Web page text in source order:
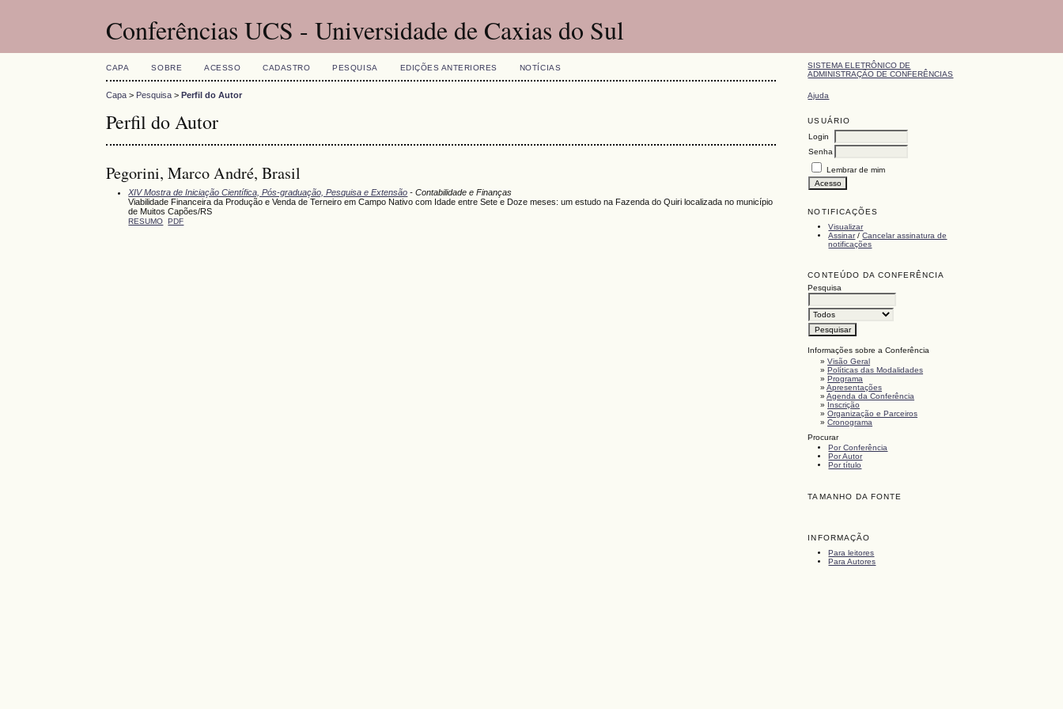
Conferências UCS - Universidade de Caxias do Sul
SISTEMA ELETRÔNICO DE
ADMINISTRAÇÃO DE CONFERÊNCIAS
Ajuda
USUÁRIO
Login
Senha
Lembrar de mim
NOTIFICAÇÕES
Visualizar
Assinar/Cancelar assinatura de
notificações
CONTEÚDO DA CONFERÊNCIA
Pesquisa
Informações sobre a Conferência
»Visão Geral
»Políticas das Modalidades
»Programa
»Apresentações
»Agenda da Conferência
» Inscrição
»Organização e Parceiros
»Cronograma
Procurar
Por Conferência
Por Autor
Por título
TAMANHO DA FONTE
INFORMAÇÃO
Para leitores
Para Autores
CAPA SOBRE ACESSO CADASTRO PESQUISA EDIÇÕES ANTERIORES NOTÍCIAS
Capa > Pesquisa >Perfil do Autor
Perfil do Autor
Pegorini, Marco André, Brasil
XIV Mostra de Iniciação Científica, Pós-graduação, Pesquisa e Extensão - Contabilidade e Finanças
Viabilidade Financeira da Produção e Venda de Terneiro em Campo Nativo com Idade entre Sete e Doze meses: um estudo na Fazenda do Quiri localizada no município
de Muitos Capões/RS
RESUMO PDF